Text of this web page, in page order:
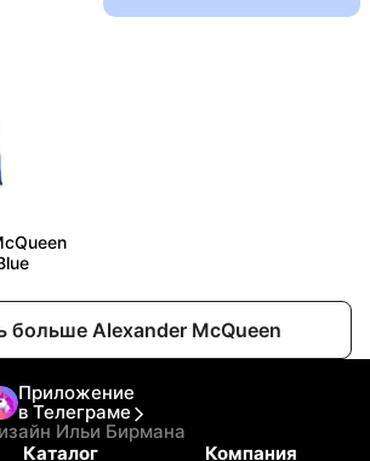
больше Alexander McQueen
Приложение
в Телеграме
Ильи Бирмана
Каталог Компания